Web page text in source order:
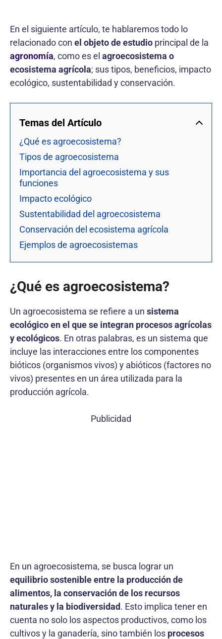
En el siguiente artículo, te hablaremos todo lo
relacionado con el objeto de estudio principal de la
agronomía, como es el agroecosistema o
ecosistema agrícola; sus tipos, beneficios, impacto
ecológico, sustentabilidad y conservación.
Temas del Artículo
¿Qué es agroecosistema?
Tipos de agroecosistema
Importancia del agroecosistema y sus
funciones
Impacto ecológico
Sustentabilidad del agroecosistema
Conservación del ecosistema agrícola
Ejemplos de agroecosistemas
¿Qué es agroecosistema?
Un agroecosistema se refiere a un sistema
ecológico en el que se integran procesos agrícolas
y ecológicos. En otras palabras, es un sistema que
incluye las interacciones entre los componentes
bióticos (organismos vivos) y abióticos (factores no
vivos) presentes en un área utilizada para la
producción agrícola.
Publicidad
En un agroecosistema, se busca lograr un
equilibrio sostenible entre la producción de
alimentos, la conservación de los recursos
naturales y la biodiversidad. Esto implica tener en
cuenta no solo los aspectos productivos, como los
cultivos y la ganadería, sino también los procesos